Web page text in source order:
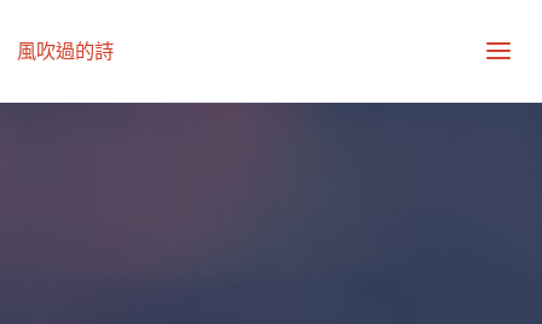
風吹過的詩